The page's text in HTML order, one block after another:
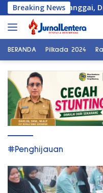
Langsung
ke
konten
Breaking News
Warga Banggai, Diduga
BERANDA Pilkada 2024
#Penghijauan